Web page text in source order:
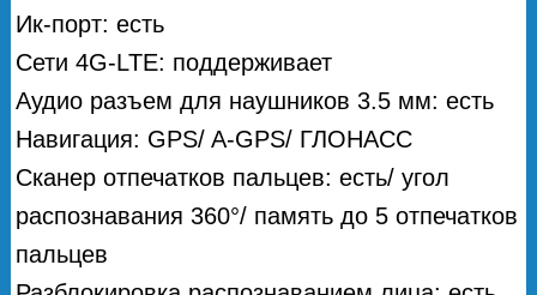
Ик-порт: есть
Сети 4G-LTE: поддерживает
Аудио разъем для наушников 3.5 мм: есть
Навигация: GPS/ A-GPS/ ГЛОНАСС
Сканер отпечатков пальцев: есть/ угол
распознавания 360°/ память до 5 отпечатков
пальцев